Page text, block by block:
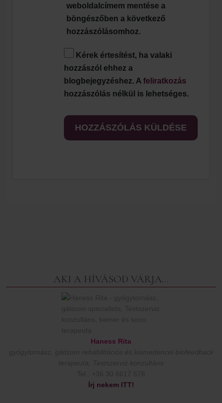
weboldalcímem mentése a
böngészőben a következő
hozzászólásomhoz.
Kérek értesítést, ha valaki
hozzászól ehhez a
blogbejegyzéshez. A feliratkozás
hozzászólás nélkül is lehetséges.
AKI A HÍVÁSOD VÁRJA…
Haness Rita
Írj nekem ITT!